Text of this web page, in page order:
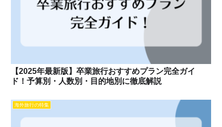
【2025年最新版】卒業旅行おすすめプラン完全ガイ
ド！予算別・人数別・目的地別に徹底解説
海外旅行の特集